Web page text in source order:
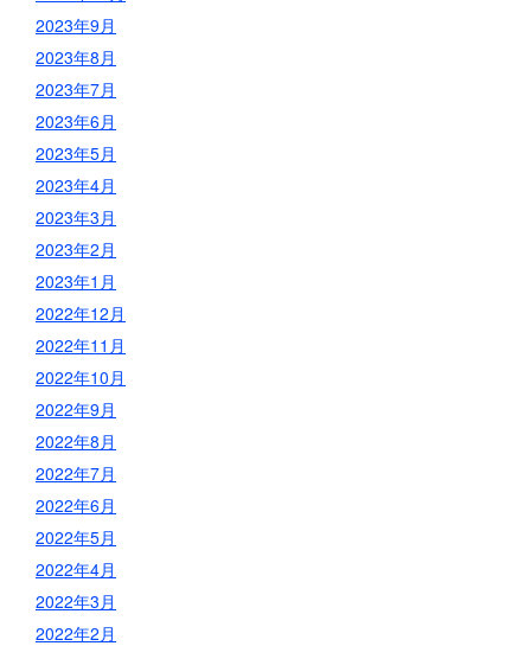
2023年9月
2023年8月
2023年7月
2023年6月
2023年5月
2023年4月
2023年3月
2023年2月
2023年1月
2022年12月
2022年11月
2022年10月
2022年9月
2022年8月
2022年7月
2022年6月
2022年5月
2022年4月
2022年3月
2022年2月